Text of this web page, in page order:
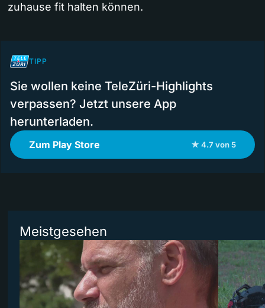
zuhause fit halten können.
TIPP
Sie wollen keine TeleZüri-Highlights
verpassen? Jetzt unsere App
herunterladen.
Zum Play Store ★ 4.7 von 5
Meistgesehen